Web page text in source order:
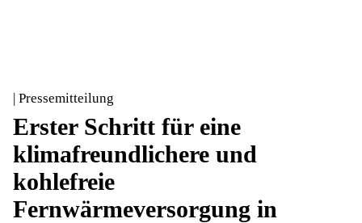
| Pressemitteilung
Erster Schritt für eine
klimafreundlichere und
kohlefreie
Fernwärmeversorgung in